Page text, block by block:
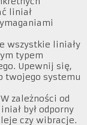
liniał
wszystkie liniały
typem
Upewnij się,
twojego systemu
zależności od
był odporny
czy wibracje.